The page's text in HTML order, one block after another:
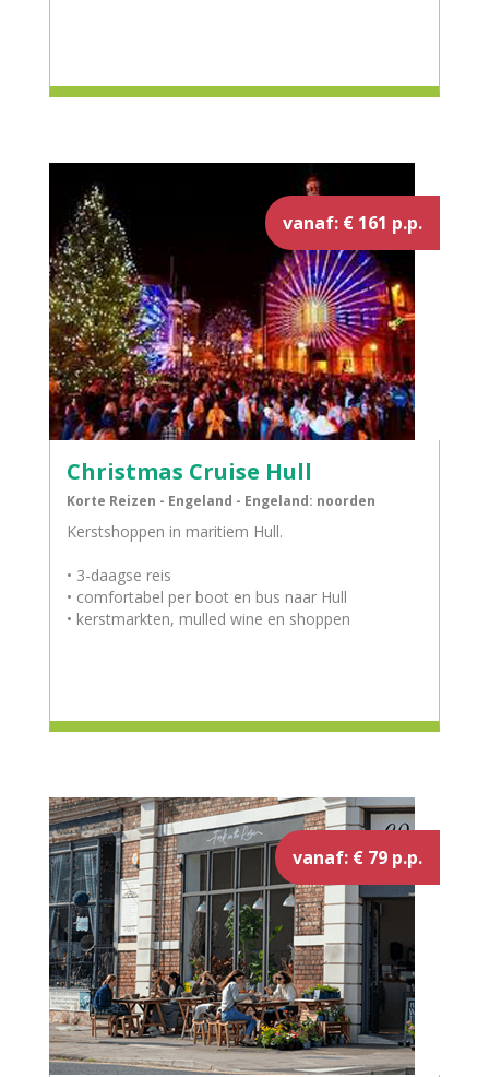
vanaf: € 161 p.p.
Christmas Cruise Hull
Korte Reizen - Engeland - Engeland: noorden
Kerstshoppen in maritiem Hull.
• 3-daagse reis
• comfortabel per boot en bus naar Hull
• kerstmarkten, mulled wine en shoppen
vanaf: € 79 p.p.